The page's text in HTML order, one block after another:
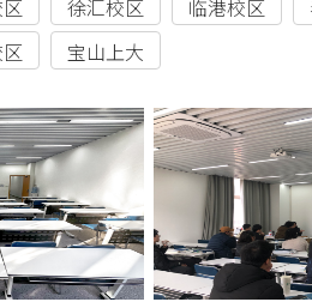
复试笔试时
下午15
山北路3663
准。考生一
进校后按指
充分预留时